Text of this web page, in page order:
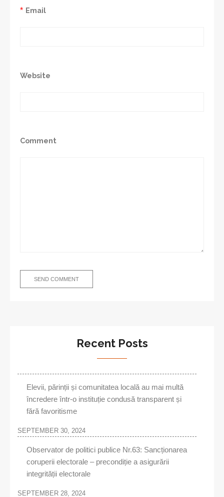
Email
*
Website
Comment
Recent Posts
Elevii, părinții și comunitatea locală au mai multă
încredere într-o instituție condusă transparent și
fără favoritisme
SEPTEMBER 30, 2024
Observator de politici publice Nr.63: Sancționarea
coruperii electorale – precondiție a asigurării
integrității electorale
SEPTEMBER 28, 2024